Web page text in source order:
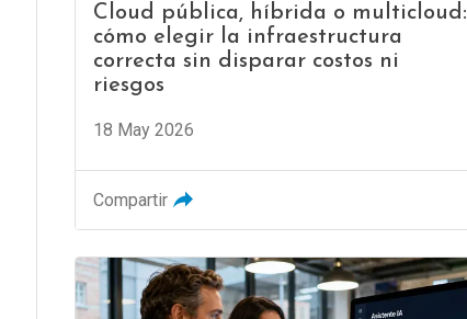
Cloud pública, híbrida o multicloud:
cómo elegir la infraestructura
correcta sin disparar costos ni
riesgos
18 May 2026
Compartir